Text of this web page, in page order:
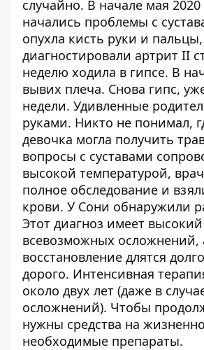
случайно. В начале мая 2020
начались проблемы с
опухла кисть руки и
диагностировали артрит II
неделю ходила в гипсе. В
вывих плеча. Снова гипс,
недели. Удивленные
руками. Никто не понимал,
девочка могла получить
вопросы с суставами
высокой температурой,
полное обследование и
крови. У Сони обнаружили
Этот диагноз имеет
всевозможных осложнений,
восстановление длятся
дорого. Интенсивная
около двух лет (даже в
осложнений). Чтобы
нужны средства на жизненно
необходимые препараты.